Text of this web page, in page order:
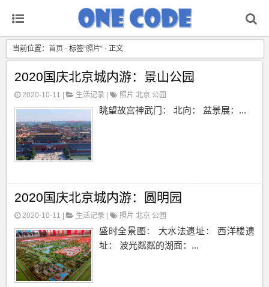
当前位置： 首页 - 标签“照片“ - 正文
2020国庆北京城内游：景山公园
2020-10-11 | 生活记录 照片 北京 公园
眺望故宫神武门： 北向： 盆景展：...
2020国庆北京城内游：圆明园
2020-10-11 | 生活记录 照片 北京 公园
盛时全景图： 大水法遗址： 西洋楼遗
址： 波光粼粼的湖面：...